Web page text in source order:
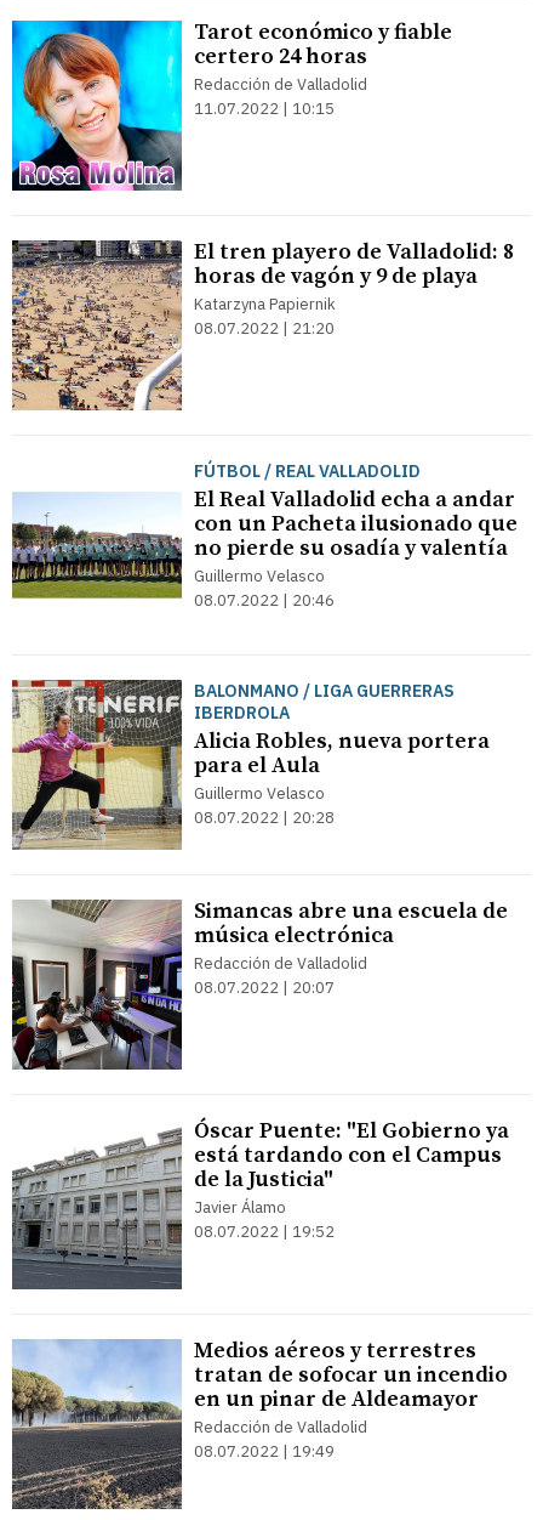
Tarot económico y fiable
certero 24 horas
Redacción de Valladolid
11.07.2022 | 10:15
El tren playero de Valladolid: 8
horas de vagón y 9 de playa
Katarzyna Papiernik
08.07.2022 | 21:20
FÚTBOL / REAL VALLADOLID
El Real Valladolid echa a andar
con un Pacheta ilusionado que
no pierde su osadía y valentía
Guillermo Velasco
08.07.2022 | 20:46
BALONMANO / LIGA GUERRERAS
IBERDROLA
Alicia Robles, nueva portera
para el Aula
Guillermo Velasco
08.07.2022 | 20:28
Simancas abre una escuela de
música electrónica
Redacción de Valladolid
08.07.2022 | 20:07
Óscar Puente: "El Gobierno ya
está tardando con el Campus
de la Justicia"
Javier Álamo
08.07.2022 | 19:52
Medios aéreos y terrestres
tratan de sofocar un incendio
en un pinar de Aldeamayor
Redacción de Valladolid
08.07.2022 | 19:49